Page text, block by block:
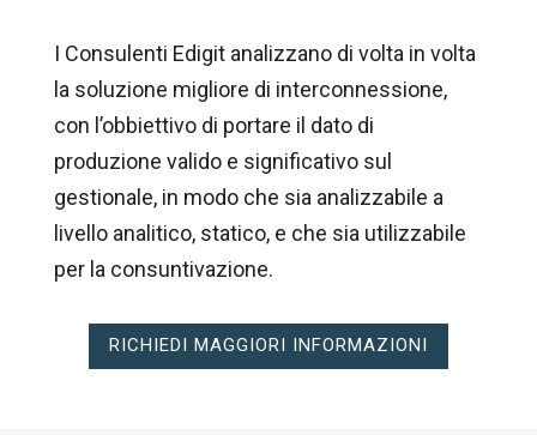
I Consulenti Edigit analizzano di volta in volta
la soluzione migliore di interconnessione,
con l’obbiettivo di portare il dato di
produzione valido e significativo sul
gestionale, in modo che sia analizzabile a
livello analitico, statico, e che sia utilizzabile
per la consuntivazione.
RICHIEDI MAGGIORI INFORMAZIONI